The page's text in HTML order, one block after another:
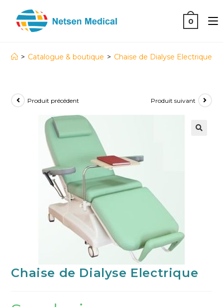
0
> Catalogue & boutique > Chaise de Dialyse Electrique
Produit précédent Produit suivant
Chaise de Dialyse Electrique